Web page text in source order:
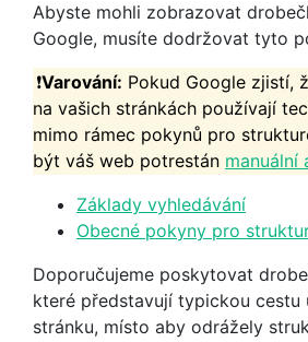
Abyste mohli zobrazovat
Google, musíte dodržovat tyto
❗Varování: Pokud Google zjistí,
na vašich stránkách používají
mimo rámec pokynů pro
být váš web potrestán manuální
Základy vyhledávání
Obecné pokyny pro
Doporučujeme poskytovat
které představují typickou cestu
stránku, místo aby odrážely